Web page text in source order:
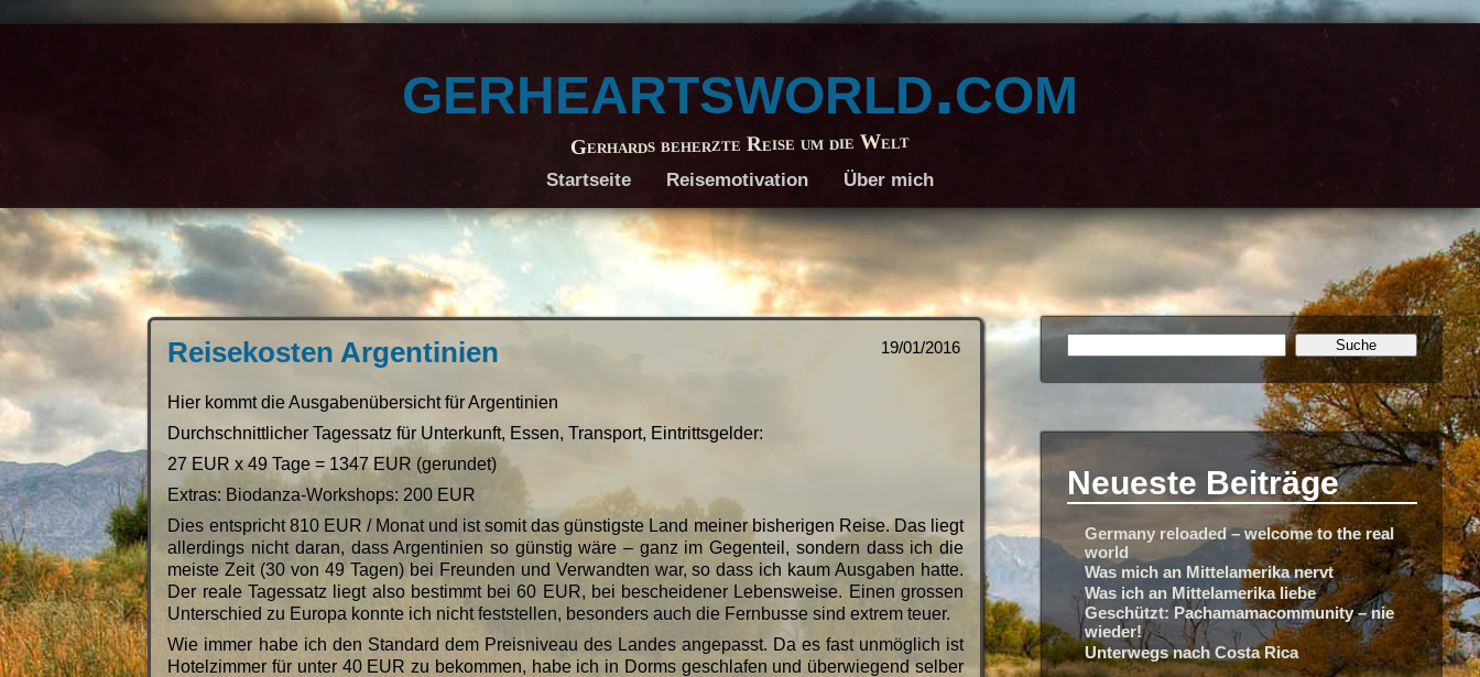
gerheartsworld.com
Gerhards beherzte Reise um die Welt
Startseite Reisemotivation Über mich
19/01/2016
Reisekosten Argentinien
Hier kommt die Ausgabenübersicht für Argentinien
Durchschnittlicher Tagessatz für Unterkunft, Essen, Transport, Eintrittsgelder:
27 EUR x 49 Tage = 1347 EUR (gerundet)
Extras: Biodanza-Workshops: 200 EUR
Dies entspricht 810 EUR / Monat und ist somit das günstigste Land meiner bisherigen Reise. Das liegt
allerdings nicht daran, dass Argentinien so günstig wäre – ganz im Gegenteil, sondern dass ich die
meiste Zeit (30 von 49 Tagen) bei Freunden und Verwandten war, so dass ich kaum Ausgaben hatte.
Der reale Tagessatz liegt also bestimmt bei 60 EUR, bei bescheidener Lebensweise. Einen grossen
Unterschied zu Europa konnte ich nicht feststellen, besonders auch die Fernbusse sind extrem teuer.
Wie immer habe ich den Standard dem Preisniveau des Landes angepasst. Da es fast unmöglich ist
Hotelzimmer für unter 40 EUR zu bekommen, habe ich in Dorms geschlafen und überwiegend selber
Neueste Beiträge
Germany reloaded – welcome to the real
world
Was mich an Mittelamerika nervt
Was ich an Mittelamerika liebe
Geschützt: Pachamamacommunity – nie
wieder!
Unterwegs nach Costa Rica